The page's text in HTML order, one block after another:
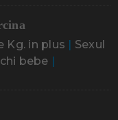
Kg. in plus | Sexul
bebe |